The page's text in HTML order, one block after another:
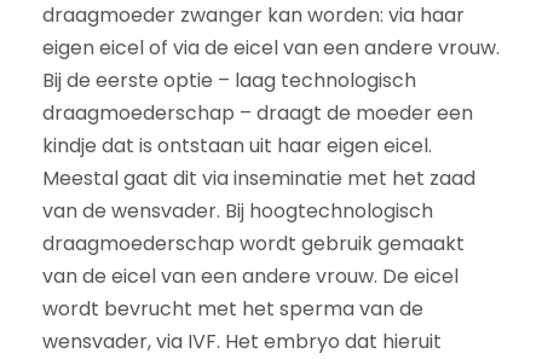
draagmoeder zwanger kan worden: via haar
eigen eicel of via de eicel van een andere vrouw.
Bij de eerste optie – laag technologisch
draagmoederschap – draagt de moeder een
kindje dat is ontstaan uit haar eigen eicel.
Meestal gaat dit via inseminatie met het zaad
van de wensvader. Bij hoogtechnologisch
draagmoederschap wordt gebruik gemaakt
van de eicel van een andere vrouw. De eicel
wordt bevrucht met het sperma van de
wensvader, via IVF. Het embryo dat hieruit